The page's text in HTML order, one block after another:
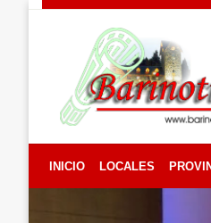
INICIO LOCALES